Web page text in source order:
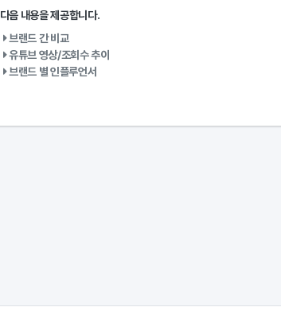
다음 내용을 제공합니다.
브랜드 간 비교
유튜브 영상/조회수 추이
브랜드 별 인플루언서